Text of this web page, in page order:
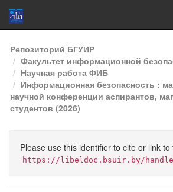
Skip
navigation
Репозиторий БГУИР
Факультет информационной
Научная работа ФИБ
Информационная безопасность :
научной конференции аспирантов,
студентов (2026)
Please use this identifier to cite or link to
https://libeldoc.bsuir.by/handle/